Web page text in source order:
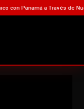
a Través de Nuevas